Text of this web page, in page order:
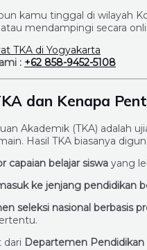
kamu tinggal di wilayah
mendampingi secara
TKA di Yogyakarta
: +62 858-9452-5108
dan Kenapa
Akademik (TKA) adalah
Hasil TKA biasanya
capaian belajar siswa yang
ke jenjang pendidikan
seleksi nasional berbasis
dari Departemen Pendidikan